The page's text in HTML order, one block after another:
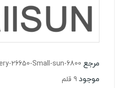
مرجع 26650-Small-sun-6800-
موجود9 قلم